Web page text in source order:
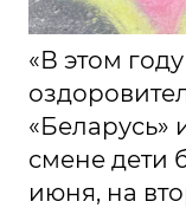
«В этом
«Беларусь»
смене дети
июня, на